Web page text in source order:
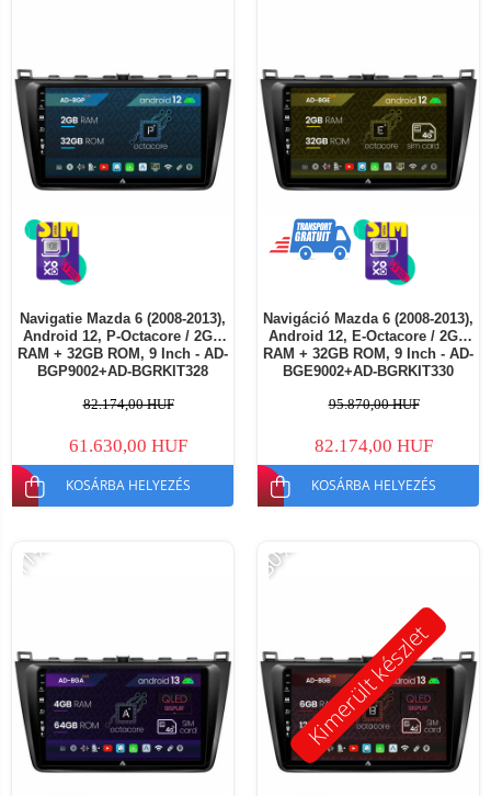
Navigatie Mazda 6 (2008-2013),
Android 12, P-Octacore / 2GB
RAM + 32GB ROM, 9 Inch - AD-
BGP9002+AD-BGRKIT328
82.174,00 HUF
61.630,00 HUF
KOSÁRBA HELYEZÉS
Navigáció Mazda 6 (2008-2013),
Android 12, E-Octacore / 2GB
RAM + 32GB ROM, 9 Inch - AD-
BGE9002+AD-BGRKIT330
95.870,00 HUF
82.174,00 HUF
KOSÁRBA HELYEZÉS
-11%
Kimerült készlet
-30%